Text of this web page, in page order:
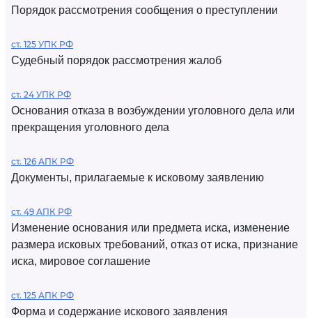
Порядок рассмотрения сообщения о преступлении
ст. 125 УПК РФ
Судебный порядок рассмотрения жалоб
ст. 24 УПК РФ
Основания отказа в возбуждении уголовного дела или
прекращения уголовного дела
ст. 126 АПК РФ
Документы, прилагаемые к исковому заявлению
ст. 49 АПК РФ
Изменение основания или предмета иска, изменение
размера исковых требований, отказ от иска, признание
иска, мировое соглашение
ст. 125 АПК РФ
Форма и содержание искового заявления